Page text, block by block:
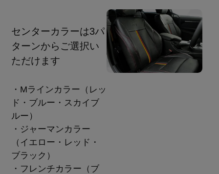
センターカラーは3パ
ターンからご選択い
ただけます
・Mラインカラー（レッ
ド・ブルー・スカイブ
ルー）
・ジャーマンカラー
（イエロー・レッド・
ブラック）
・フレンチカラー（ブ